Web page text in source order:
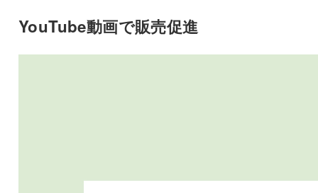
YouTube動画で販売促進